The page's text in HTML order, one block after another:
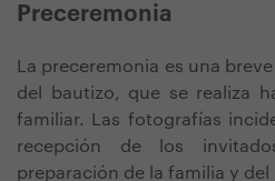
Preceremonia
La preceremonia es una breve
del bautizo, que se realiza
familiar. Las fotografías
recepción de los
preparación de la familia y del